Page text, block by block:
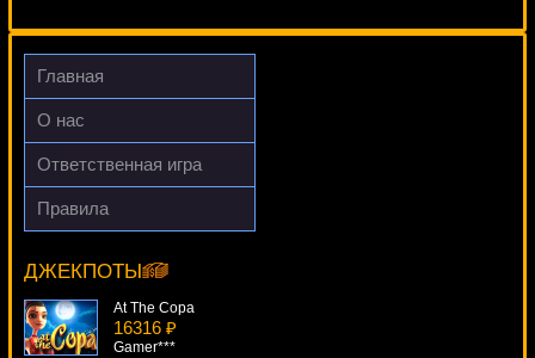
Golden Lotus
2532 ₽
drink***
Главная
О нас
Ответственная игра
Правила
ДЖЕКПОТЫ
Genies Gems
beautif***
At The Copa
16316 ₽
Gamer***